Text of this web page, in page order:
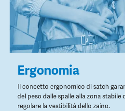
Ergonomia
Il concetto ergonomico di satch
del peso dalle spalle alla zona
regolare la vestibilità dello zaino.